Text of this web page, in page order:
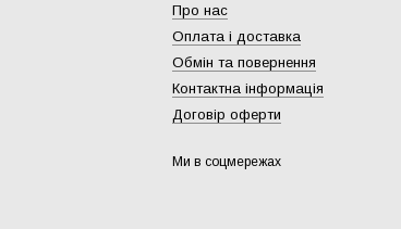
Про нас
Оплата і доставка
Обмін та повернення
Контактна інформація
Договір оферти
Ми в соцмережах